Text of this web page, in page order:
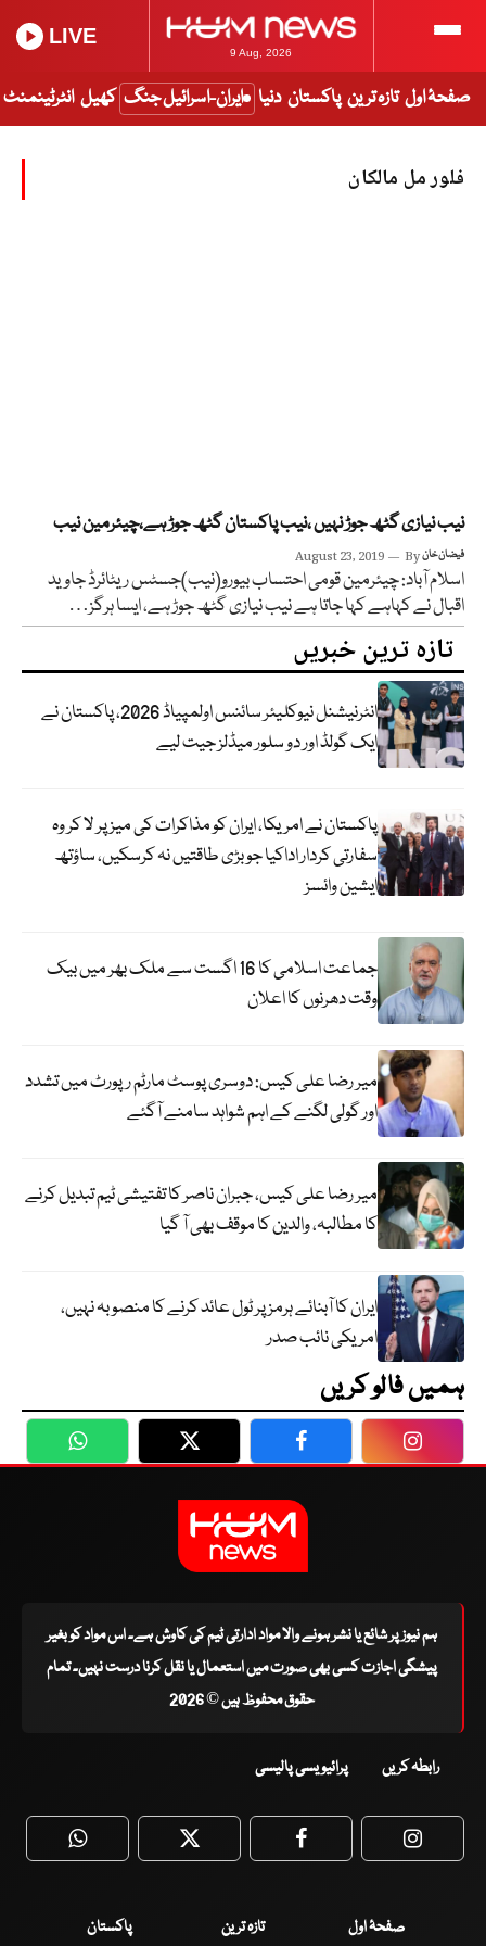
9 Aug, 2026
LIVE
صفحۂ اول تازہ ترین پاکستان دنیا ایران-اسرائیل جنگ کھیل انٹرٹینمنٹ
فلور مل مالکان
نیب نیازی گٹھ جوڑ نہیں ،نیب پاکستان گٹھ جوڑ ہے،چیئرمین نیب
August 23, 2019 Byفیضان خان
اسلام آباد: چیئرمین قومی احتساب بیورو(نیب)جسٹس ریٹائرڈ جاوید
اقبال نے کہاہے کہا جاتا ہے نیب نیازی گٹھ جوڑ ہے، ایسا ہرگز…
تازہ ترین خبریں
انٹرنیشنل نیوکلیئر سائنس اولمپیاڈ 2026، پاکستان نے
ایک گولڈ اور دو سلور میڈلز جیت لیے
پاکستان نے امریکا، ایران کو مذاکرات کی میز پر لا کر وہ
سفارتی کردار اداکیا جو بڑی طاقتیں نہ کرسکیں، ساؤتھ
ایشین وائسز
جماعت اسلامی کا 16 اگست سے ملک بھر میں بیک
وقت دھرنوں کا اعلان
میر رضا علی کیس: دوسری پوسٹ مارٹم رپورٹ میں تشدد
اور گولی لگنے کے اہم شواہد سامنے آگئے
میر رضا علی کیس، جبران ناصر کا تفتیشی ٹیم تبدیل کرنے
کا مطالبہ، والدین کا موقف بھی آ گیا
ایران کا آبنائے ہرمز پر ٹول عائد کرنے کا منصوبہ نہیں،
امریکی نائب صدر
ہمیں فالو کریں
WhatsApp Twitter Facebook
ہم نیوز پر شائع یا نشر ہونے والا مواد ادارتی ٹیم کی کاوش ہے۔ اس مواد کو بغیر
پیشگی اجازت کسی بھی صورت میں استعمال یا نقل کرنا درست نہیں۔ تمام
حقوق محفوظ ہیں © 2026
رابطہ کریں پرائیویسی پالیسی
WhatsApp Twitter Facebook
صفحۂ اول تازہ ترین پاکستان